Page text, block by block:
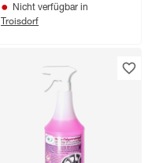
Nicht verfügbar in
Troisdorf